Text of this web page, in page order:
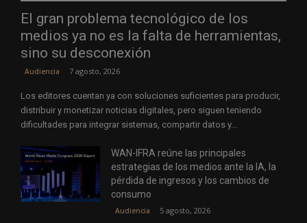
El gran problema tecnológico de los
medios ya no es la falta de herramientas,
sino su desconexión
Audiencia 7 agosto, 2026
Los editores cuentan ya con soluciones suficientes para producir,
distribuir y monetizar noticias digitales, pero siguen teniendo
dificultades para integrar sistemas, compartir datos y...
WAN-IFRA reúne las principales
estrategias de los medios ante la IA, la
pérdida de ingresos y los cambios de
consumo
Audiencia 5 agosto, 2026